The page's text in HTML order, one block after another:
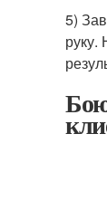
5)
руку.